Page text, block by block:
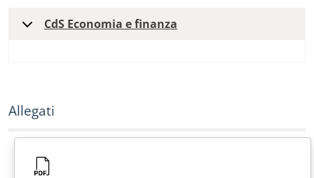
CdS Economia e finanza
Allegati